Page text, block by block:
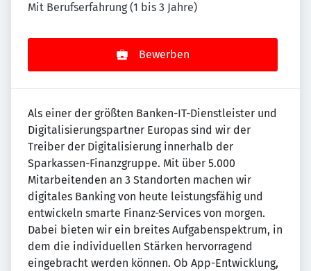
Mit Berufserfahrung (1 bis 3 Jahre)
Bewerben
Als einer der größten Banken-IT-Dienstleister und
Digitalisierungspartner Europas sind wir der
Treiber der Digitalisierung innerhalb der
Sparkassen-Finanzgruppe. Mit über 5.000
Mitarbeitenden an 3 Standorten machen wir
digitales Banking von heute leistungsfähig und
entwickeln smarte Finanz-Services von morgen.
Dabei bieten wir ein breites Aufgabenspektrum, in
dem die individuellen Stärken hervorragend
eingebracht werden können. Ob App-Entwicklung,